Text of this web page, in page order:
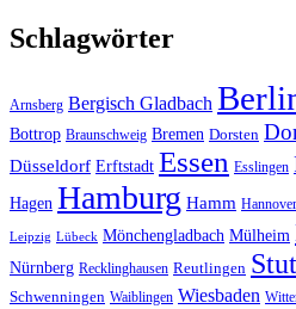
Schlagwörter
Arnsberg Bergisch Gladbach
Bottrop Braunschweig Bremen Dorsten
Düsseldorf Erftstadt Essen Esslingen
Hagen Hamburg Hamm Hannover
Leipzig Lübeck Mönchengladbach Mülheim
Nürnberg Recklinghausen Reutlingen
Schwenningen Waiblingen Wiesbaden